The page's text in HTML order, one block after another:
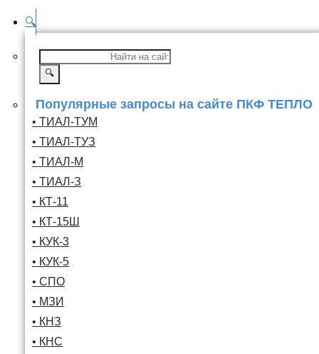
🔍
🔍
Популярные запросы на сайте ПКФ ТЕПЛО
• ТИАЛ-ТУМ
• ТИАЛ-ТУЗ
• ТИАЛ-М
• ТИАЛ-З
• КТ-11
• КТ-15Ш
• КУК-3
• КУК-5
• СПО
• МЗИ
• КНЗ
• КНС